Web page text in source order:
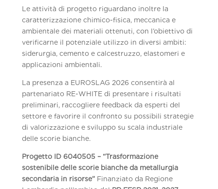
Le attività di progetto riguardano inoltre la
caratterizzazione chimico-fisica, meccanica e
ambientale dei materiali ottenuti, con l’obiettivo di
verificarne il potenziale utilizzo in diversi ambiti:
siderurgia, cemento e calcestruzzo, elastomeri e
applicazioni ambientali.
La presenza a EUROSLAG 2026 consentirà al
partenariato RE-WHITE di presentare i risultati
preliminari, raccogliere feedback da esperti del
settore e favorire il confronto su possibili strategie
di valorizzazione e sviluppo su scala industriale
delle scorie bianche.
Progetto ID 6040505 – “Trasformazione
sostenibile delle scorie bianche da metallurgia
secondaria in risorse”Finanziato da Regione